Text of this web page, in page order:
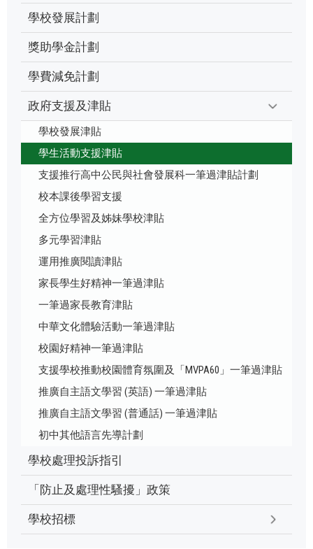
學校發展計劃
獎助學金計劃
學費減免計劃
政府支援及津貼
學校發展津貼
學生活動支援津貼
支援推行高中公民與社會發展科一筆過津貼計劃
校本課後學習支援
全方位學習及姊妹學校津貼
多元學習津貼
運用推廣閱讀津貼
家長學生好精神一筆過津貼
一筆過家長教育津貼
中華文化體驗活動一筆過津貼
校園好精神一筆過津貼
支援學校推動校園體育氛圍及「MVPA60」一筆過津貼
推廣自主語文學習 (英語) 一筆過津貼
推廣自主語文學習 (普通話) 一筆過津貼
初中其他語言先導計劃
學校處理投訴指引
「防止及處理性騷擾」政策
學校招標